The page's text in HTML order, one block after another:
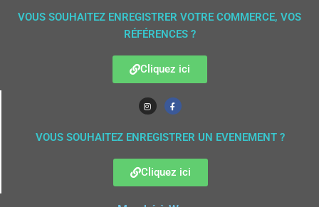
VOUS SOUHAITEZ ENREGISTRER VOTRE COMMERCE, VOS
RÉFÉRENCES ?
Cliquez ici
VOUS SOUHAITEZ ENREGISTRER UN EVENEMENT ?
Cliquez ici